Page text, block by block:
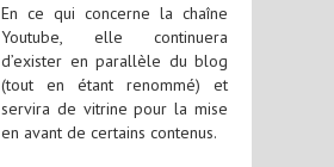
En ce qui concerne la chaîne
Youtube, elle continuera
d’exister en parallèle du blog
(tout en étant renommé) et
servira de vitrine pour la mise
en avant de certains contenus.